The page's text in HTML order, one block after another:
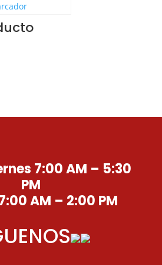
7:00 AM – 5:30
PM
AM – 2:00 PM